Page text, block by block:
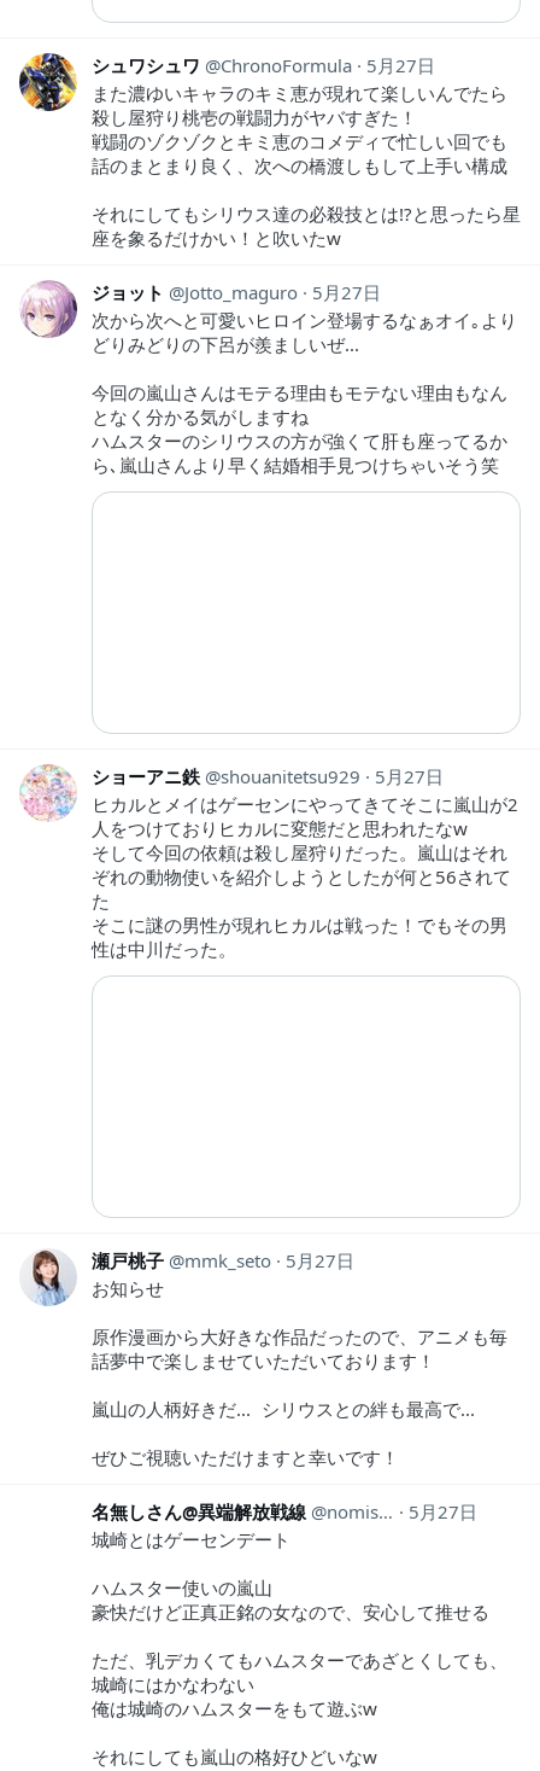
シュワシュワ ChronoFormula
5月27日
また濃ゆいキャラのキミ恵が現れて楽しいんでたら
殺し屋狩り桃壱の戦闘力がヤバすぎた！
戦闘のゾクゾクとキミ恵のコメディで忙しい回でも
話のまとまり良く、次への橋渡しもして上手い構成
それにしてもシリウス達の必殺技とは!?と思ったら星
座を象るだけかい！と吹いたw
ジョット Jotto_maguro
5月27日
次から次へと可愛いヒロイン登場するなぁオイ｡より
どりみどりの下呂が羨ましいぜ...
今回の嵐山さんはモテる理由もモテない理由もなん
となく分かる気がしますね
ハムスターのシリウスの方が強くて肝も座ってるか
ら､嵐山さんより早く結婚相手見つけちゃいそう笑
ショーアニ鉄 shouanitetsu929
5月27日
ヒカルとメイはゲーセンにやってきてそこに嵐山が2
人をつけておりヒカルに変態だと思われたなw
そして今回の依頼は殺し屋狩りだった。嵐山はそれ
ぞれの動物使いを紹介しようとしたが何と56されて
た
そこに謎の男性が現れヒカルは戦った！でもその男
性は中川だった。
瀬戸桃子 mmk_seto
5月27日
お知らせ
原作漫画から大好きな作品だったので、アニメも毎
話夢中で楽しませていただいております！
嵐山の人柄好きだ... シリウスとの絆も最高で...
ぜひご視聴いただけますと幸いです！
名無しさん@異端解放戦線 nomisotukae
5月27日
城崎とはゲーセンデート
ハムスター使いの嵐山
豪快だけど正真正銘の女なので、安心して推せる
ただ、乳デカくてもハムスターであざとくしても、
城崎にはかなわない
俺は城崎のハムスターをもて遊ぶw
それにしても嵐山の格好ひどいなw